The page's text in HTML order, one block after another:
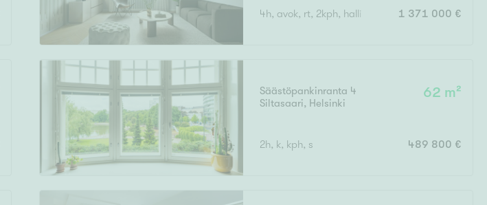
4h, avok, rt, 2kph, halli 1 371 000 €
Säästöpankinranta 4
Siltasaari, Helsinki
62 m²
2h, k, kph, s 489 800 €